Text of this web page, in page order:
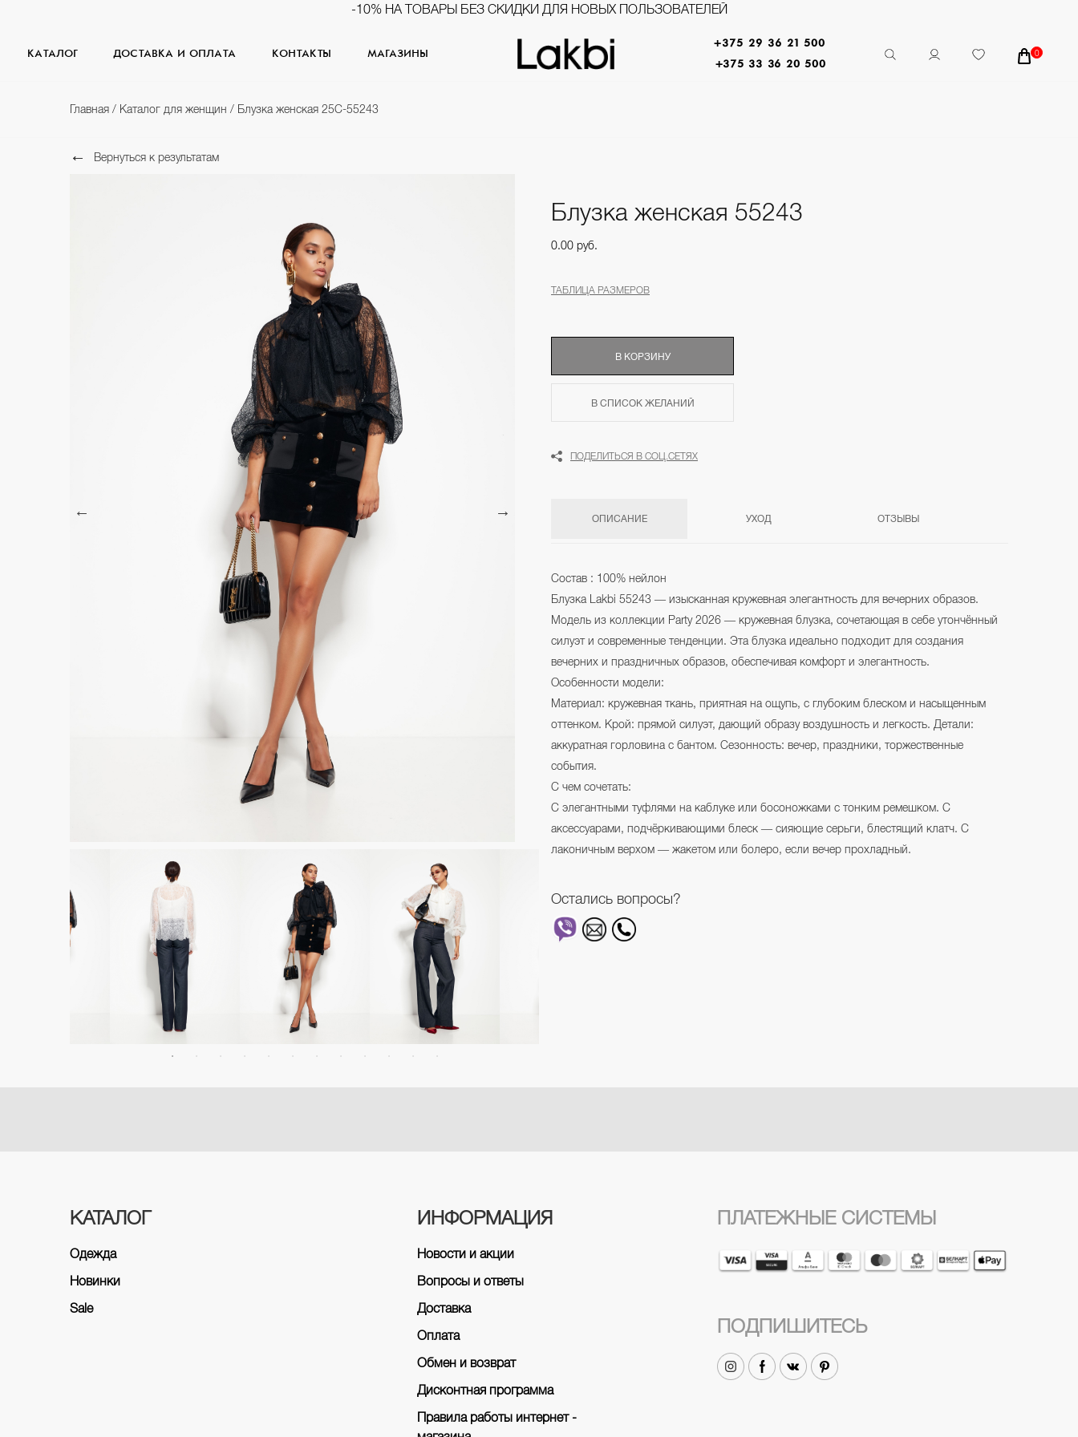
-10% НА ТОВАРЫ БЕЗ СКИДКИ ДЛЯ НОВЫХ ПОЛЬЗОВАТЕЛЕЙ
КАТАЛОГ ДОСТАВКА И ОПЛАТА КОНТАКТЫ МАГАЗИНЫ
+375 29 36 21 500
+375 33 36 20 500
0
Главная / Каталог для женщин / Блузка женская 25С-55243
Вернуться к результатам
Блузка женская 55243
0.00 руб.
ТАБЛИЦА РАЗМЕРОВ
В КОРЗИНУ
В СПИСОК ЖЕЛАНИЙ
ПОДЕЛИТЬСЯ В СОЦ.СЕТЯХ
ОПИСАНИЕ УХОД ОТЗЫВЫ
Состав : 100% нейлон
Блузка Lakbi 55243 — изысканная кружевная элегантность для вечерних образов.
Модель из коллекции Party 2026 — кружевная блузка, сочетающая в себе утончённый
силуэт и современные тенденции. Эта блузка идеально подходит для создания
вечерних и праздничных образов, обеспечивая комфорт и элегантность.
Особенности модели:
Материал: кружевная ткань, приятная на ощупь, с глубоким блеском и насыщенным
оттенком. Крой: прямой силуэт, дающий образу воздушность и легкость. Детали:
аккуратная горловина с бантом. Сезонность: вечер, праздники, торжественные
события.
С чем сочетать:
С элегантными туфлями на каблуке или босоножками с тонким ремешком. С
аксессуарами, подчёркивающими блеск — сияющие серьги, блестящий клатч. С
лаконичным верхом — жакетом или болеро, если вечер прохладный.
Остались вопросы?
КАТАЛОГ
Одежда
Новинки
Sale
ИНФОРМАЦИЯ
Новости и акции
Вопросы и ответы
Доставка
Оплата
Обмен и возврат
Дисконтная программа
Правила работы интернет -
ПЛАТЕЖНЫЕ СИСТЕМЫ
ПОДПИШИТЕСЬ